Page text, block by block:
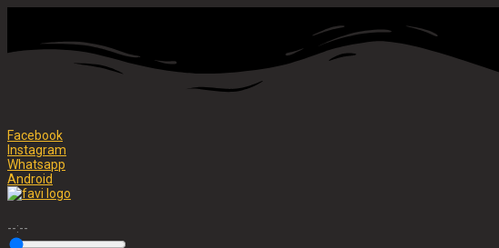
Facebook
Instagram
Whatsapp
Android
--:--